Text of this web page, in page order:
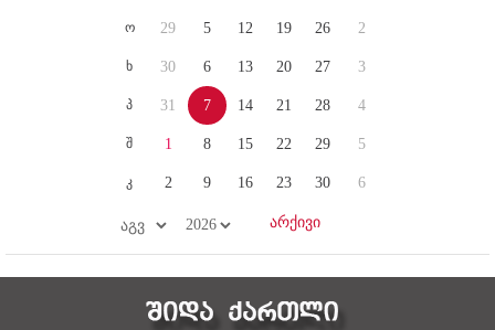
ო
ხ
პ
შ
კ
29
30
31
1
2
5
6
7
8
9
12
13
14
15
16
19
20
21
22
23
26
27
28
29
30
2
3
4
5
6